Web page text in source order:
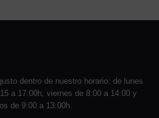
dentro de nuestro horario: de lunes
a 17:00h, viernes de 8:00 a 14:00 y
de 9:00 a 13:00h.